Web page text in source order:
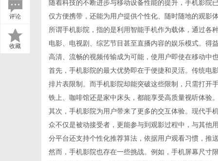
评论
收藏
随着科技的不断进步与移动设备性能的提升，手机影院
仅方便携带，还能为用户提供个性化、随时随地的观影
所谓手机影院，指的是利用智能手机作为载体，通过各
电影、电视剧、综艺节目甚至直播内容的娱乐模式。得
高清、流畅的视频传输成为可能，使用户即使在移动中
首先，手机影院的最大优势即在于便捷和灵活。传统电
排片表限制。而手机影院却能突破这些限制，只需打开
铁上、咖啡馆还是家中床头，都能享受高质量视听体验
其次，手机影院为用户带来了更多的交互体验。现代手
众不仅是被动接受者，更能参与到观影过程中，与其他
分平台还支持个性化推荐算法，依据用户观看习惯，推
然而，手机影院也存在一些挑战。例如，手机屏幕尺寸